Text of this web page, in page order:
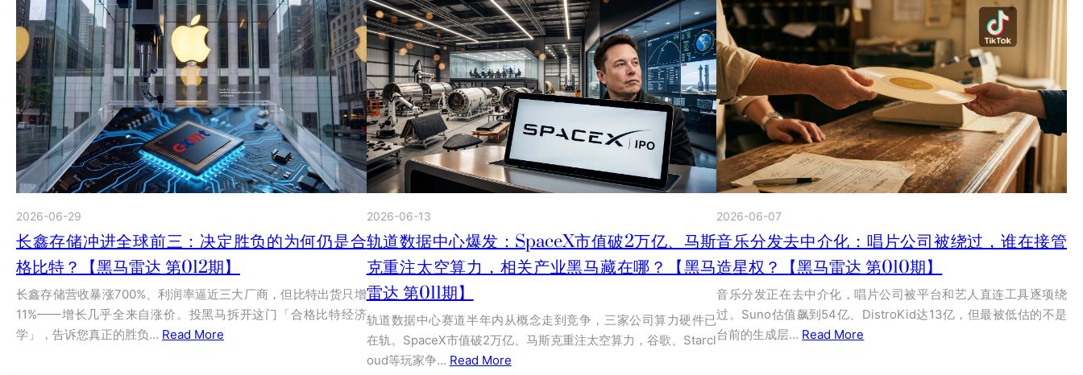
2026-06-29
长鑫存储冲进全球前三：决定胜负的为何仍是合
格比特？【黑马雷达 第012期】
长鑫存储营收暴涨700%、利润率逼近三大厂商，但比特出货只增
11%——增长几乎全来自涨价。投黑马拆开这门「合格比特经济
学」，告诉您真正的胜负… Read More
2026-06-13
轨道数据中心爆发：SpaceX市值破2万亿、马斯
克重注太空算力，相关产业黑马藏在哪？【黑马
雷达 第011期】
轨道数据中心赛道半年内从概念走到竞争，三家公司算力硬件已
在轨。SpaceX市值破2万亿、马斯克重注太空算力，谷歌、Starcl
oud等玩家争… Read More
2026-06-07
音乐分发去中介化：唱片公司被绕过，谁在接管
造星权？【黑马雷达 第010期】
音乐分发正在去中介化，唱片公司被平台和艺人直连工具逐项绕
过。Suno估值飙到54亿、DistroKid达13亿，但最被低估的不是
台前的生成层… Read More